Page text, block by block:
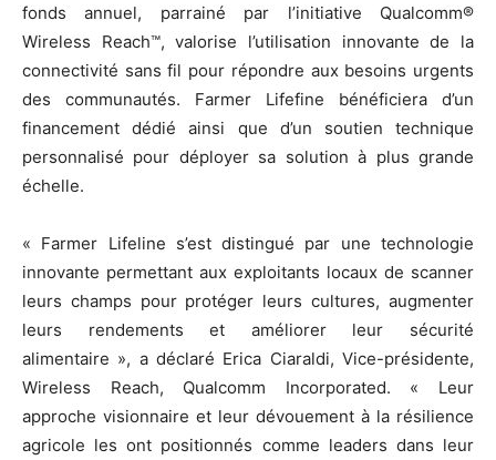
fonds annuel, parrainé par l’initiative Qualcomm®
Wireless Reach™, valorise l’utilisation innovante de la
connectivité sans fil pour répondre aux besoins urgents
des communautés. Farmer Lifefine bénéficiera d’un
financement dédié ainsi que d’un soutien technique
personnalisé pour déployer sa solution à plus grande
échelle.
« Farmer Lifeline s’est distingué par une technologie
innovante permettant aux exploitants locaux de scanner
leurs champs pour protéger leurs cultures, augmenter
leurs rendements et améliorer leur sécurité
alimentaire », a déclaré Erica Ciaraldi, Vice-présidente,
Wireless Reach, Qualcomm Incorporated. « Leur
approche visionnaire et leur dévouement à la résilience
agricole les ont positionnés comme leaders dans leur